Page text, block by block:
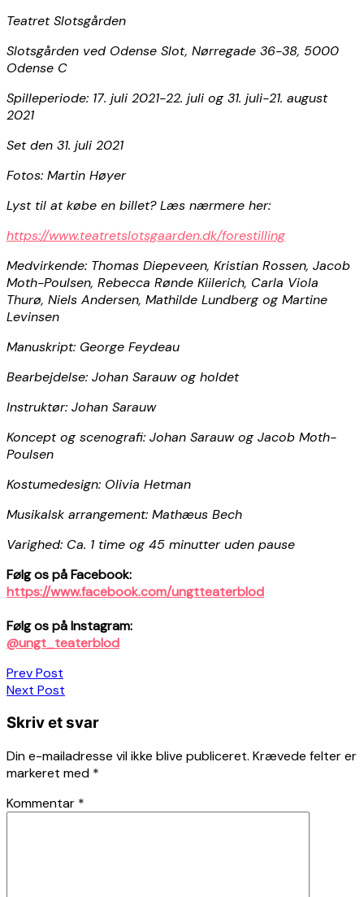
Teatret Slotsgården
Slotsgården ved Odense Slot, Nørregade 36-38, 5000
Odense C
Spilleperiode: 17. juli 2021-22. juli og 31. juli-21. august
2021
Set den 31. juli 2021
Fotos: Martin Høyer
Lyst til at købe en billet? Læs nærmere her:
https://www.teatretslotsgaarden.dk/forestilling
Medvirkende: Thomas Diepeveen, Kristian Rossen, Jacob
Moth-Poulsen, Rebecca Rønde Kiilerich, Carla Viola
Thurø, Niels Andersen, Mathilde Lundberg og Martine
Levinsen
Manuskript: George Feydeau
Bearbejdelse: Johan Sarauw og holdet
Instruktør: Johan Sarauw
Koncept og scenografi: Johan Sarauw og Jacob Moth-
Poulsen
Kostumedesign: Olivia Hetman
Musikalsk arrangement: Mathæus Bech
Varighed: Ca. 1 time og 45 minutter uden pause
Følg os på Facebook:
https://www.facebook.com/ungtteaterblod
Følg os på Instagram:
@ungt_teaterblod
Indlægsnavigation
Prev Post
Next Post
Skriv et svar
Din e-mailadresse vil ikke blive publiceret. Krævede felter er
markeret med *
Kommentar *